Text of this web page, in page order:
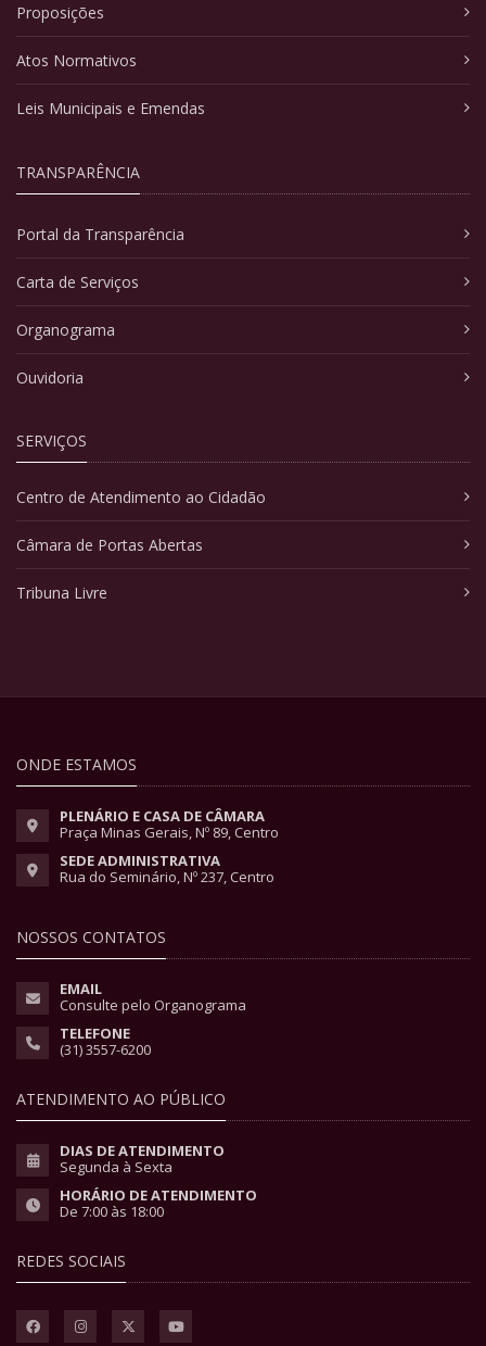
Proposições
Atos Normativos
Leis Municipais e Emendas
TRANSPARÊNCIA
Portal da Transparência
Carta de Serviços
Organograma
Ouvidoria
SERVIÇOS
Centro de Atendimento ao Cidadão
Câmara de Portas Abertas
Tribuna Livre
ONDE ESTAMOS
PLENÁRIO E CASA DE CÂMARA
Praça Minas Gerais, Nº 89, Centro
SEDE ADMINISTRATIVA
Rua do Seminário, Nº 237, Centro
NOSSOS CONTATOS
EMAIL
Consulte pelo Organograma
TELEFONE
(31) 3557-6200
ATENDIMENTO AO PÚBLICO
DIAS DE ATENDIMENTO
Segunda à Sexta
HORÁRIO DE ATENDIMENTO
De 7:00 às 18:00
REDES SOCIAIS